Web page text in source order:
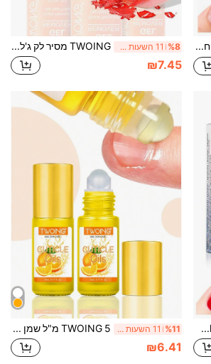
TWOING 6 יחידות/3 יחידות/1 יחידה דבק ציפורניים למריחה מהירה 7 גרם לציפורניים להדבקה, קצות ציפורניים אקריליים, ציפורניים מלאכותיות, אבני חן קטנות ותכשיטי ציפורניים, דבק שקוף חזק, ללא צורך במנורת UV %8 11 השעות האחרונות TWOING מסיר לק ג'ל לציפורניים 15 מ"ל, מסיר Soak Off ללא צורך בנייר אלומיניום, תמיסת הסרה מהירה וקלה ללק ג'ל לציפורניים, ללא השריה או עטיפה למניקור ביתי
₪7.45
TWOING Diamond Shine No-Wipe Gel Top Coat – 15ml UV/LED Soak-Off, ברק גבוה, עמיד לאורך זמן, עמיד לשריטות, גימור שקוף קריסטלי, איטום מקצועי לאמנות ציפורניים למסלון וטיפוח עצמי %11 11 השעות האחרונות TWOING 5 מ"ל שמן לציפורניים, שמן מזין לציפורניים, מכיל שמן חוחובה, שמן זרעי ענבים, ויטמין E וסקוואלאן, מחזק את הציפורניים, מתאים לשימוש יומיומי, נייד, ציפורניים בניחוח תפוז
₪6.41